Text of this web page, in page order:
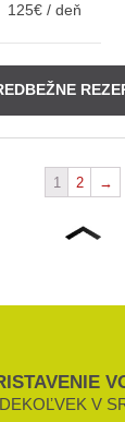
125€ / deň
1 2 →
V